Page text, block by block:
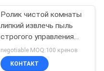
Ролик чистой комнаты
липкий извлечь пыль
строгого управления
окружающей среды
negotiable MOQ:100 кренов
КОНТАКТ